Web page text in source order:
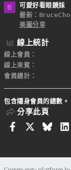
B
可愛好看眼鏡妹
最新：
美圖分享
線上統計
線上會員
線上來賓
會員總計
包含隱身會員的總數。
分享此頁
Facebook